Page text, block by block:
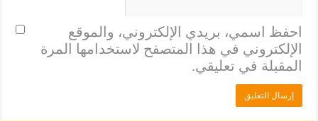
احفظ اسمي، بريدي الإلكتروني، والموقع
الإلكتروني في هذا المتصفح لاستخدامها المرة
المقبلة في تعليقي.